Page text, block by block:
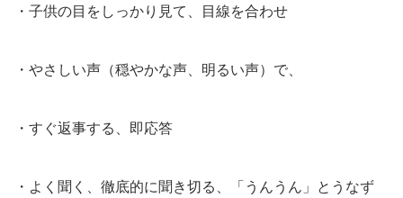
・子供の目をしっかり見て、目線を合わせ
・やさしい声（穏やかな声、明るい声）で、
・すぐ返事する、即応答
・よく聞く、徹底的に聞き切る、「うんうん」とうなず